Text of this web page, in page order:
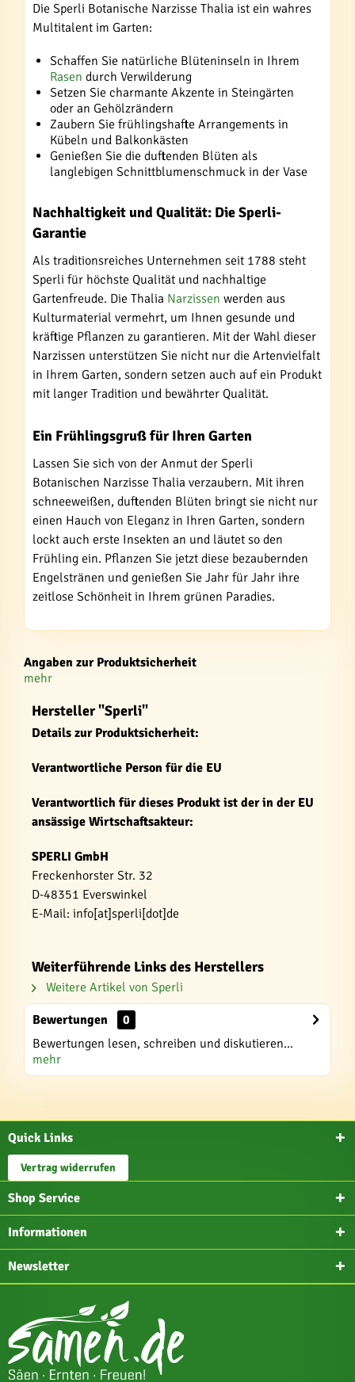
Die Sperli Botanische Narzisse Thalia ist ein wahres
Multitalent im Garten:
Schaffen Sie natürliche Blüteninseln in Ihrem
Rasen durch Verwilderung
Setzen Sie charmante Akzente in Steingärten
oder an Gehölzrändern
Zaubern Sie frühlingshafte Arrangements in
Kübeln und Balkonkästen
Genießen Sie die duftenden Blüten als
langlebigen Schnittblumenschmuck in der Vase
Nachhaltigkeit und Qualität: Die Sperli-
Garantie
Als traditionsreiches Unternehmen seit 1788 steht
Sperli für höchste Qualität und nachhaltige
Gartenfreude. Die Thalia Narzissen werden aus
Kulturmaterial vermehrt, um Ihnen gesunde und
kräftige Pflanzen zu garantieren. Mit der Wahl dieser
Narzissen unterstützen Sie nicht nur die Artenvielfalt
in Ihrem Garten, sondern setzen auch auf ein Produkt
mit langer Tradition und bewährter Qualität.
Ein Frühlingsgruß für Ihren Garten
Lassen Sie sich von der Anmut der Sperli
Botanischen Narzisse Thalia verzaubern. Mit ihren
schneeweißen, duftenden Blüten bringt sie nicht nur
einen Hauch von Eleganz in Ihren Garten, sondern
lockt auch erste Insekten an und läutet so den
Frühling ein. Pflanzen Sie jetzt diese bezaubernden
Engelstränen und genießen Sie Jahr für Jahr ihre
zeitlose Schönheit in Ihrem grünen Paradies.
Angaben zur Produktsicherheit
mehr
Hersteller "Sperli"
Details zur Produktsicherheit:
Verantwortliche Person für die EU
Verantwortlich für dieses Produkt ist der in der EU
ansässige Wirtschaftsakteur:
SPERLI GmbH
Freckenhorster Str. 32
D-48351 Everswinkel
E-Mail: info[at]sperli[dot]de
Weiterführende Links des Herstellers
Weitere Artikel von Sperli
Bewertungen
0
Bewertungen lesen, schreiben und diskutieren...
mehr
Quick Links
Vertrag widerrufen
Shop Service
Informationen
Newsletter